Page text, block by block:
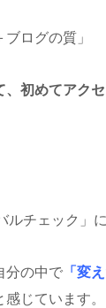
ブログの質」
、初めてアク
ルチェック」
分の中で 「変
感じています。